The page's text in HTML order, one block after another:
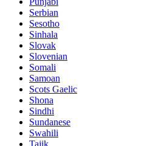
Serbian
Sesotho
Sinhala
Slovak
Slovenian
Somali
Samoan
Scots Gaelic
Shona
Sindhi
Sundanese
Swahili